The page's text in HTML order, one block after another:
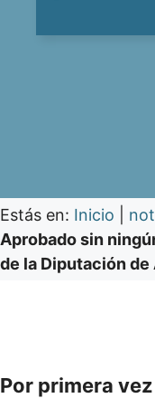
Estás en: Inicio
Aprobado sin
de la Diputación de
Por primera